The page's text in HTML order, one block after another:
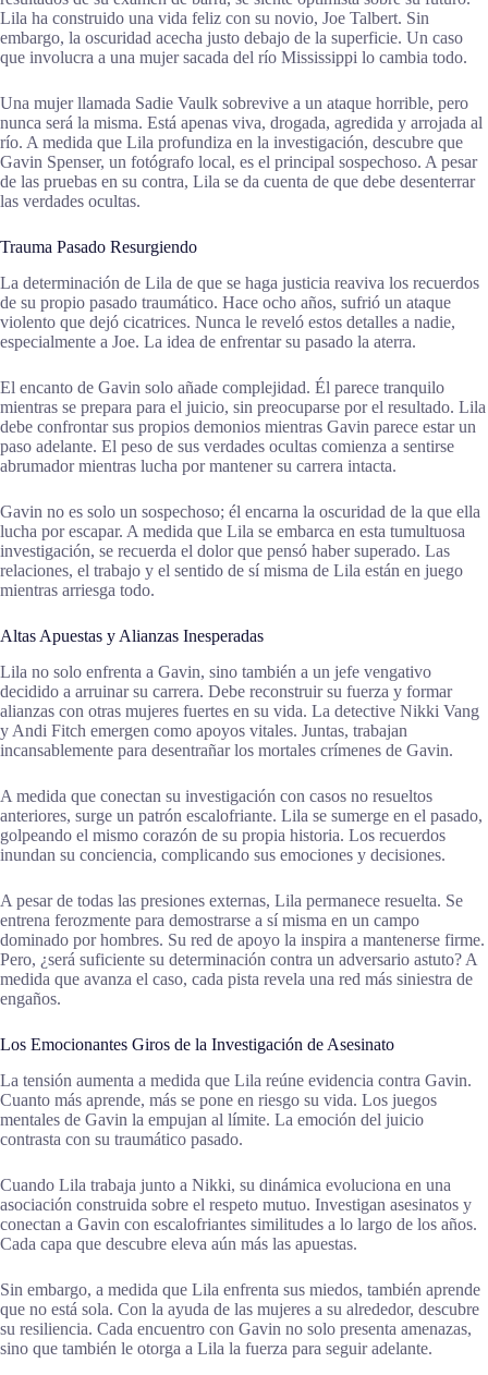
Lila ha construido una vida feliz con su novio, Joe Talbert. Sin
embargo, la oscuridad acecha justo debajo de la superficie. Un caso
que involucra a una mujer sacada del río Mississippi lo cambia todo.
Una mujer llamada Sadie Vaulk sobrevive a un ataque horrible, pero
nunca será la misma. Está apenas viva, drogada, agredida y arrojada al
río. A medida que Lila profundiza en la investigación, descubre que
Gavin Spenser, un fotógrafo local, es el principal sospechoso. A pesar
de las pruebas en su contra, Lila se da cuenta de que debe desenterrar
las verdades ocultas.
Trauma Pasado Resurgiendo
La determinación de Lila de que se haga justicia reaviva los recuerdos
de su propio pasado traumático. Hace ocho años, sufrió un ataque
violento que dejó cicatrices. Nunca le reveló estos detalles a nadie,
especialmente a Joe. La idea de enfrentar su pasado la aterra.
El encanto de Gavin solo añade complejidad. Él parece tranquilo
mientras se prepara para el juicio, sin preocuparse por el resultado. Lila
debe confrontar sus propios demonios mientras Gavin parece estar un
paso adelante. El peso de sus verdades ocultas comienza a sentirse
abrumador mientras lucha por mantener su carrera intacta.
Gavin no es solo un sospechoso; él encarna la oscuridad de la que ella
lucha por escapar. A medida que Lila se embarca en esta tumultuosa
investigación, se recuerda el dolor que pensó haber superado. Las
relaciones, el trabajo y el sentido de sí misma de Lila están en juego
mientras arriesga todo.
Altas Apuestas y Alianzas Inesperadas
Lila no solo enfrenta a Gavin, sino también a un jefe vengativo
decidido a arruinar su carrera. Debe reconstruir su fuerza y formar
alianzas con otras mujeres fuertes en su vida. La detective Nikki Vang
y Andi Fitch emergen como apoyos vitales. Juntas, trabajan
incansablemente para desentrañar los mortales crímenes de Gavin.
A medida que conectan su investigación con casos no resueltos
anteriores, surge un patrón escalofriante. Lila se sumerge en el pasado,
golpeando el mismo corazón de su propia historia. Los recuerdos
inundan su conciencia, complicando sus emociones y decisiones.
A pesar de todas las presiones externas, Lila permanece resuelta. Se
entrena ferozmente para demostrarse a sí misma en un campo
dominado por hombres. Su red de apoyo la inspira a mantenerse firme.
Pero, ¿será suficiente su determinación contra un adversario astuto? A
medida que avanza el caso, cada pista revela una red más siniestra de
engaños.
Los Emocionantes Giros de la Investigación de Asesinato
La tensión aumenta a medida que Lila reúne evidencia contra Gavin.
Cuanto más aprende, más se pone en riesgo su vida. Los juegos
mentales de Gavin la empujan al límite. La emoción del juicio
contrasta con su traumático pasado.
Cuando Lila trabaja junto a Nikki, su dinámica evoluciona en una
asociación construida sobre el respeto mutuo. Investigan asesinatos y
conectan a Gavin con escalofriantes similitudes a lo largo de los años.
Cada capa que descubre eleva aún más las apuestas.
Sin embargo, a medida que Lila enfrenta sus miedos, también aprende
que no está sola. Con la ayuda de las mujeres a su alrededor, descubre
su resiliencia. Cada encuentro con Gavin no solo presenta amenazas,
sino que también le otorga a Lila la fuerza para seguir adelante.